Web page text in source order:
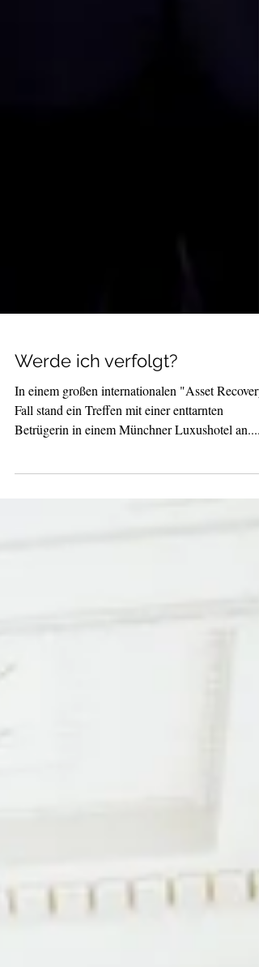
Werde ich verfolgt?
In einem großen internationalen "Asset
Fall stand ein Treffen mit einer enttarnten